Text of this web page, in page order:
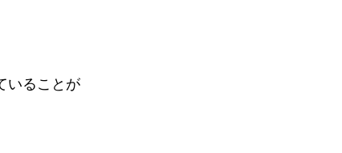
いることが